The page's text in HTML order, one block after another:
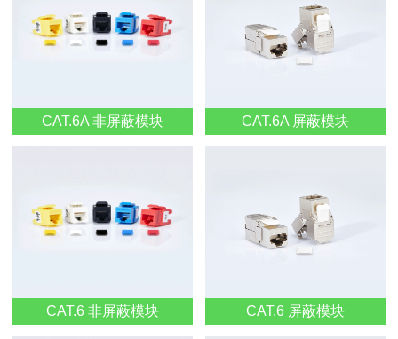
CAT.6A 非屏蔽模块 CAT.6A 屏蔽模块
CAT.6 非屏蔽模块 CAT.6 屏蔽模块